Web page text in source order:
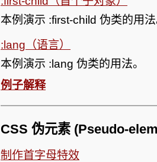
本例演示 :first-child 伪类的用
:lang（语言）
本例演示 :lang 伪类的用法。
例子解释
CSS 伪元素 (Pseudo-
制作首字母特效